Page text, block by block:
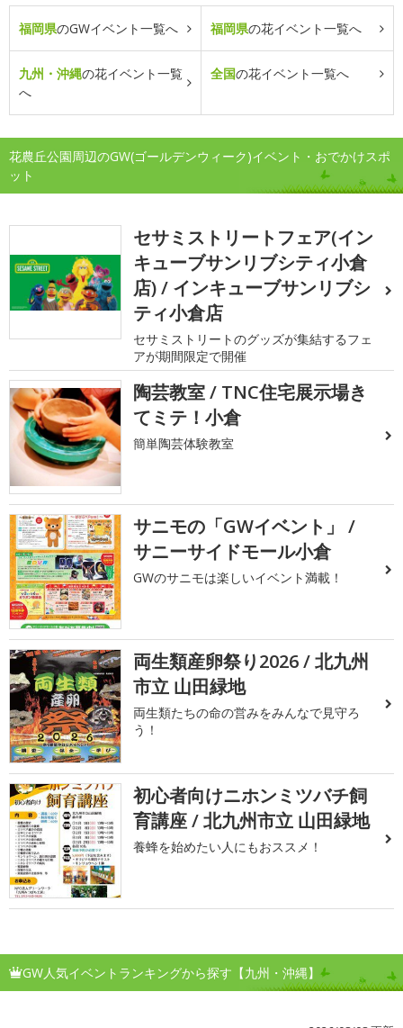
福岡県のGWイベント一覧へ 福岡県の花イベント一覧へ
九州・沖縄の花イベント一覧
へ
全国の花イベント一覧へ
花農丘公園周辺のGW(ゴールデンウィーク)イベント・おでかけスポ
ット
セサミストリートフェア(イン
キューブサンリブシティ小倉
店) / インキューブサンリブシ
ティ小倉店
セサミストリートのグッズが集結するフェ
アが期間限定で開催
陶芸教室 / TNC住宅展示場き
てミテ！小倉
簡単陶芸体験教室
サニモの「GWイベント」 /
サニーサイドモール小倉
GWのサニモは楽しいイベント満載！
両生類産卵祭り2026 / 北九州
市立 山田緑地
両生類たちの命の営みをみんなで見守ろ
う！
初心者向けニホンミツバチ飼
育講座 / 北九州市立 山田緑地
養蜂を始めたい人にもおススメ！
GW人気イベントランキングから探す【九州・沖縄】